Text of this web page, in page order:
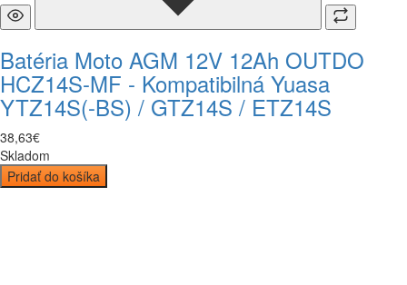
Batéria Moto AGM 12V 12Ah OUTDO
HCZ14S-MF - Kompatibilná Yuasa
YTZ14S(-BS) / GTZ14S / ETZ14S
38,63€
Skladom
Pridať do košíka